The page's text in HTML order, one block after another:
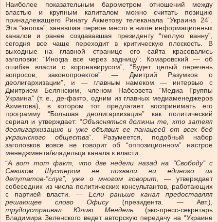
Наиболее показательным барометром отношений между
властью и крупным капиталом можно считать позицию
принадлежащего Ринату Ахметову телеканала “Украина 24”.
Эта “кнопка”, занявшая первое место в нише информационных
каналов и ранее создававшая президенту “теплую ванну”,
сегодня все чаще переходит в критическую плоскость. В
выходные на главной странице его сайта красовались
заголовки: “Иногда все через задницу”: Комаровский — об
ошибке власти с коронавирусом”, “Будет целый перечень
вопросов, законопроектов” — Дмитрий Разумков о
деолигархизации”, и — главным намеком — интервью с
Дмитрием Белянским, членом Набсовета “Медиа Группы
Украина” (т. е., де-факто, одним из главных медиаменеджеров
Ахметова), в котором тот предлагает воспринимать его
программу “Большая деолигархизация” как политический
сериал и утверждает: “Объясняться должны те, кто затеял
деолигархизацию и уже объявил ее панацеей от всех бед
украинского общества”. Разумеется, подобный набор
заголовков вовсе не говорит об “оппозиционном” настрое
менеджмента/владельца канала к власти.
“А вот тот факт, что две недели назад на “Свободу” с
Савиком Шустером не позвали ни единого из
депутатов-”слуг”, уже о многом говорит, — утверждает
собеседник из числа политических консультантов, работающих
с партией власти. — Если раньше канал предоставлял
решающее слово Офису(президента. — Авт.),
трудоустраивал Юлию Мендель (экс-пресс-секретарь
Владимира Зеленского ведет авторскую передачу на “Украине